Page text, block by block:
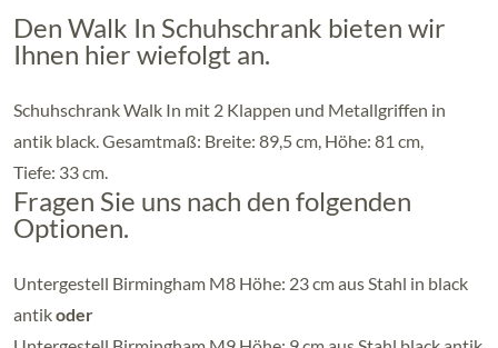
Den Walk In Schuhschrank bieten wir
Ihnen hier wiefolgt an.
Schuhschrank Walk In mit 2 Klappen und Metallgriffen in
antik black. Gesamtmaß: Breite: 89,5 cm, Höhe: 81 cm,
Tiefe: 33 cm.
Fragen Sie uns nach den folgenden
Optionen.
Untergestell Birmingham M8 Höhe: 23 cm aus Stahl in black
antikoder